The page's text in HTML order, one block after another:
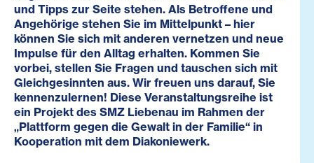
und Tipps zur Seite stehen. Als Betroffene und
Angehörige stehen Sie im Mittelpunkt – hier
können Sie sich mit anderen vernetzen und neue
Impulse für den Alltag erhalten. Kommen Sie
vorbei, stellen Sie Fragen und tauschen sich mit
Gleichgesinnten aus. Wir freuen uns darauf, Sie
kennenzulernen! Diese Veranstaltungsreihe ist
ein Projekt des SMZ Liebenau im Rahmen der
„Plattform gegen die Gewalt in der Familie“ in
Kooperation mit dem Diakoniewerk.